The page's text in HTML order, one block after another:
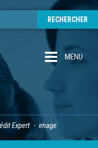
MENU
Expert image